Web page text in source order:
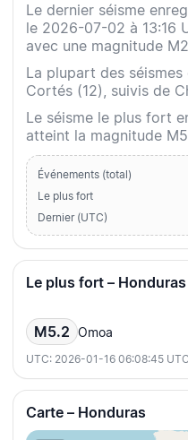
Le dernier séisme
le 2026-07-02 à 13:16
avec une magnitude
La plupart des
Cortés (12), suivis de
Le séisme le plus fort
atteint la magnitude
Événements (total)
Le plus fort
Dernier (UTC)
Le plus fort – Honduras
M5.2 Omoa
UTC: 2026-01-16 06:08:45
Carte – Honduras